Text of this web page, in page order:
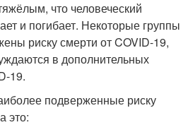
что человеческий
и погибает. Некоторые группы
риску смерти от COVID-19,
в дополнительных
19.
подверженные риску
это: